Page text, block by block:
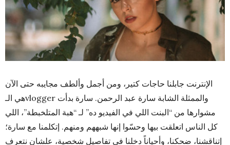
الإنترنت جابلنا حاجات كتير، ومن أجمل وألطف مجايبه حتى الآن
هي الـvlogger والممثلة الشابة سارة عبد الرحمن. سارة بدأت
مشوارها من “البنت اللي في الفيديو ده” لـ “هبة المتلخبطة”، اللي
كل الناس اتعلقت بيها وحسّوا إنها شبههم ومنهم. إتكلمنا مع سارة؛
إتناقشنا، ضحكنا، وأحياناً دخلنا في تفاصيل شخصية، علشان نتعرف